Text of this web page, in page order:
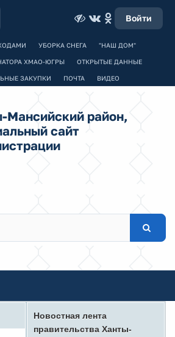
Войти
УБОРКА СНЕГА "НАШ ДОМ"
ХМАО-ЮГРЫ ОТКРЫТЫЕ ДАННЫЕ
ЗАКУПКИ ПОЧТА ВИДЕО
Мансийский район,
сайт
Новостная лента
правительства Ханты-